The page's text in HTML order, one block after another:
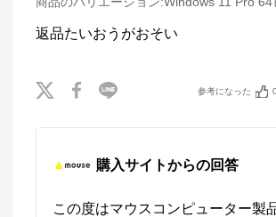
参考になった 0
購入サイトからの回答
この度はマウスコンピューター製